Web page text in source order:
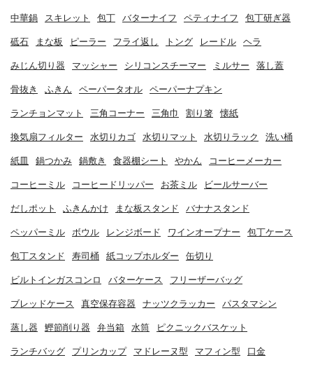
中華鍋 スキレット 包丁 バターナイフ ペティナイフ 包丁研ぎ器
砥石 まな板 ピーラー フライ返し トング レードル ヘラ
みじん切り器 マッシャー シリコンスチーマー ミルサー 落し蓋
骨抜き ふきん ペーパータオル ペーパーナプキン
ランチョンマット 三角コーナー 三角巾 割り箸 懐紙
換気扇フィルター 水切りカゴ 水切りマット 水切りラック 洗い桶
紙皿 鍋つかみ 鍋敷き 食器棚シート やかん コーヒーメーカー
コーヒーミル コーヒードリッパー お茶ミル ビールサーバー
だしポット ふきんかけ まな板スタンド バナナスタンド
ペッパーミル ボウル レンジボード ワインオープナー 包丁ケース
包丁スタンド 寿司桶 紙コップホルダー 缶切り
ビルトインガスコンロ バターケース フリーザーバッグ
ブレッドケース 真空保存容器 ナッツクラッカー パスタマシン
蒸し器 鰹節削り器 弁当箱 水筒 ピクニックバスケット
ランチバッグ プリンカップ マドレーヌ型 マフィン型 口金